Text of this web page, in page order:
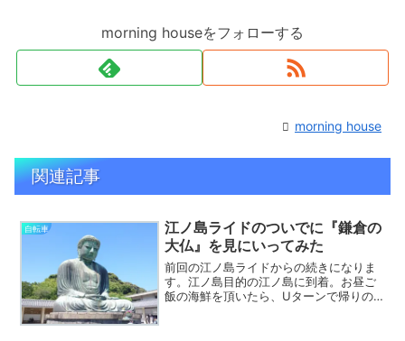
morning houseをフォローする
morning house
関連記事
自転車
江ノ島ライドのついでに『鎌倉の
大仏』を見にいってみた
前回の江ノ島ライドからの続きになりま
す。江ノ島目的の江ノ島に到着。お昼ご
飯の海鮮を頂いたら、Uターンで帰りの